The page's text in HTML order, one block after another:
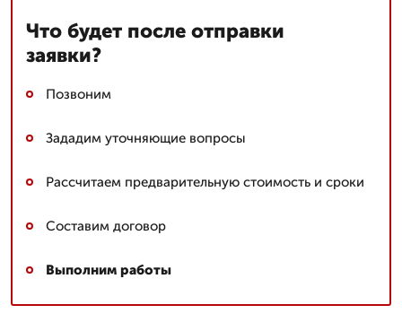
Что будет после отправки
заявки?
Позвоним
Зададим уточняющие вопросы
Рассчитаем предварительную стоимость и сроки
Составим договор
Выполним работы